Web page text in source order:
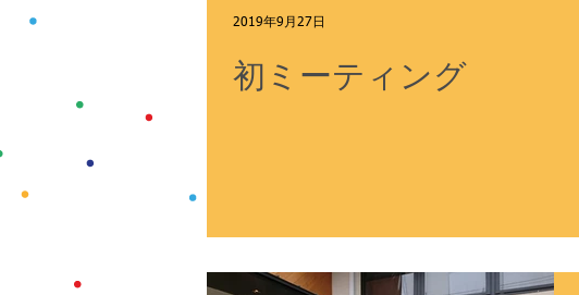
初ミーティング
2019年9月27日